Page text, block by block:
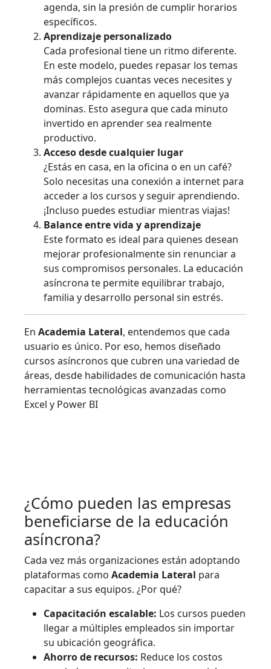
agenda, sin la presión de cumplir horarios
específicos.
Aprendizaje personalizado
Cada profesional tiene un ritmo diferente.
En este modelo, puedes repasar los temas
más complejos cuantas veces necesites y
avanzar rápidamente en aquellos que ya
dominas. Esto asegura que cada minuto
invertido en aprender sea realmente
productivo.
Acceso desde cualquier lugar
¿Estás en casa, en la oficina o en un café?
Solo necesitas una conexión a internet para
acceder a los cursos y seguir aprendiendo.
¡Incluso puedes estudiar mientras viajas!
Balance entre vida y aprendizaje
Este formato es ideal para quienes desean
mejorar profesionalmente sin renunciar a
sus compromisos personales. La educación
asíncrona te permite equilibrar trabajo,
familia y desarrollo personal sin estrés.
En Academia Lateral, entendemos que cada
usuario es único. Por eso, hemos diseñado
cursos asíncronos que cubren una variedad de
áreas, desde habilidades de comunicación hasta
herramientas tecnológicas avanzadas como
Excel y Power BI
¿Cómo pueden las empresas
beneficiarse de la educación
asíncrona?
Cada vez más organizaciones están adoptando
plataformas como Academia Lateral para
capacitar a sus equipos. ¿Por qué?
Capacitación escalable: Los cursos pueden
llegar a múltiples empleados sin importar
su ubicación geográfica.
Ahorro de recursos: Reduce los costos